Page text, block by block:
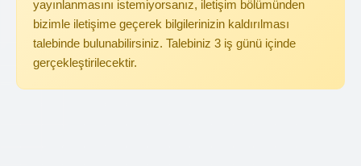
yayınlanmasını istemiyorsanız, iletişim bölümünden
bizimle iletişime geçerek bilgilerinizin kaldırılması
talebinde bulunabilirsiniz. Talebiniz 3 iş günü içinde
gerçekleştirilecektir.